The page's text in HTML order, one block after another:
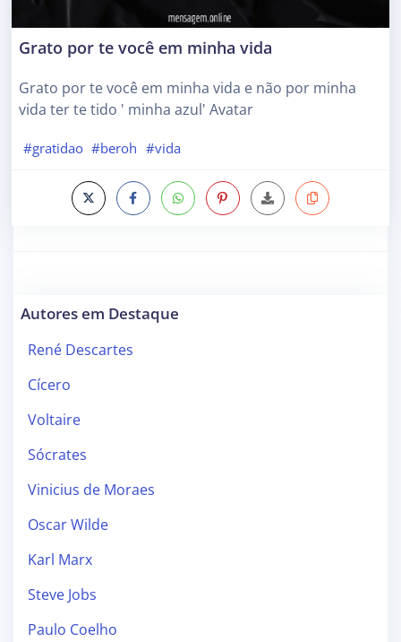
Grato por te você em minha vida
Grato por te você em minha vida e não por minha
vida ter te tido ' minha azul' Avatar
#gratidao #beroh #vida
Autores em Destaque
René Descartes
Cícero
Voltaire
Sócrates
Vinicius de Moraes
Oscar Wilde
Karl Marx
Steve Jobs
Paulo Coelho